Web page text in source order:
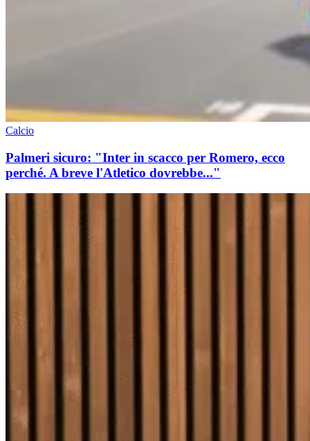
Calcio
Palmeri sicuro: "Inter in scacco per Romero, ecco
perché. A breve l'Atletico dovrebbe..."